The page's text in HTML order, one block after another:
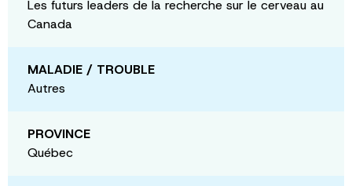
Les futurs leaders de la recherche sur le cerveau au
Canada
MALADIE / TROUBLE
Autres
PROVINCE
Québec